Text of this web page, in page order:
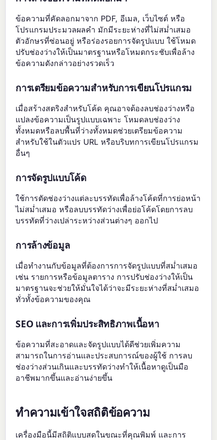
ข้อความที่คัดลอกมาจาก PDF, อีเมล, เว็บไซต์ หรือ
โปรแกรมประมวลผลคำ มักมีระยะห่างที่ไม่สม่ำเสมอ
ตัวอักษรที่ซ่อนอยู่ หรือร่องรอยการจัดรูปแบบ ใช้โหมด
ปรับช่องว่างให้เป็นมาตรฐานหรือโหมดกระชับเพื่อล้าง
ข้อความดังกล่าวอย่างรวดเร็ว
การเตรียมข้อความสำหรับการเขียนโปรแกรม
เมื่อสร้างสตริงสำหรับโค้ด คุณอาจต้องลบช่องว่างหรือ
แปลงข้อความเป็นรูปแบบเฉพาะ โหมดลบช่องว่าง
ทั้งหมดหรือลบพื้นที่ว่างทั้งหมดช่วยเตรียมข้อความ
สำหรับใช้ในตัวแปร URL หรือบริบทการเขียนโปรแกรม
อื่นๆ
การจัดรูปแบบโค้ด
ใช้การตัดช่องว่างแต่ละบรรทัดเพื่อล้างโค้ดที่การย่อหน้า
ไม่สม่ำเสมอ หรือลบบรรทัดว่างเพื่อย่อโค้ดโดยการลบ
บรรทัดที่ว่างเปล่าระหว่างส่วนต่างๆ ออกไป
การล้างข้อมูล
เมื่อทำงานกับข้อมูลที่ต้องการการจัดรูปแบบที่สม่ำเสมอ
เช่น รายการหรือข้อมูลตาราง การปรับช่องว่างให้เป็น
มาตรฐานจะช่วยให้มั่นใจได้ว่าจะมีระยะห่างที่สม่ำเสมอ
ทั่วทั้งข้อความของคุณ
SEO และการเพิ่มประสิทธิภาพเนื้อหา
ข้อความที่สะอาดและจัดรูปแบบได้ดีช่วยเพิ่มความ
สามารถในการอ่านและประสบการณ์ของผู้ใช้ การลบ
ช่องว่างส่วนเกินและบรรทัดว่างทำให้เนื้อหาดูเป็นมือ
อาชีพมากขึ้นและอ่านง่ายขึ้น
ทำความเข้าใจสถิติข้อความ
เครื่องมือนี้มีสถิติแบบสดในขณะที่คุณพิมพ์ และการ